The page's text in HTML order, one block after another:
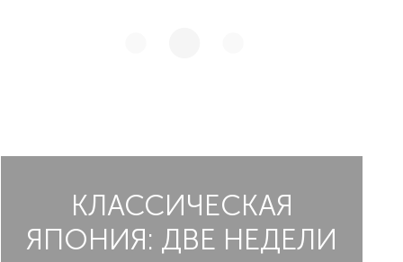
КЛАССИЧЕСКАЯ
ЯПОНИЯ: ДВЕ НЕДЕЛИ